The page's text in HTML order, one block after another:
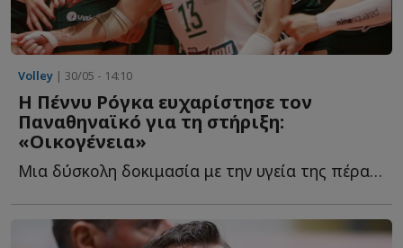
Volley | 30/05 - 14:10
Η Πέννυ Ρόγκα ευχαρίστησε τον
Παναθηναϊκό για τη στήριξη:
«Οικογένεια»
Μια δύσκολη δοκιμασία με την υγεία της πέρασε τις τελευταίες η...